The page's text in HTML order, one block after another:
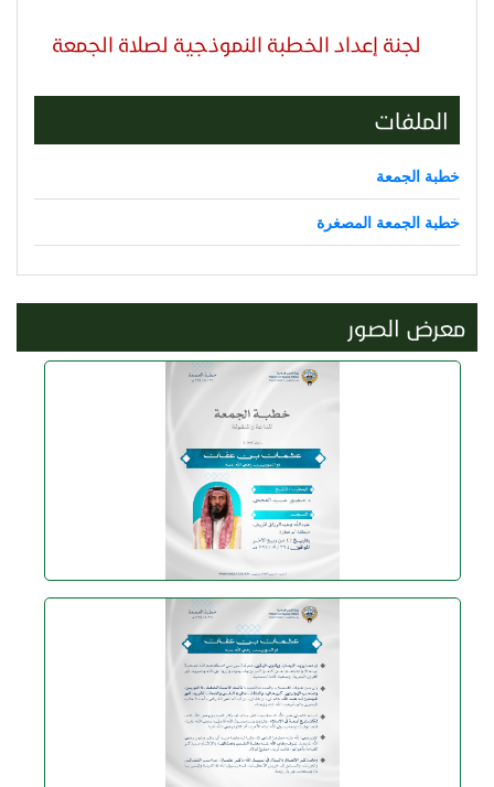
لجنة إعداد الخطبة النموذجية لصلاة الجمعة
الملفات
خطبة الجمعة
خطبة الجمعة المصغرة
معرض الصور